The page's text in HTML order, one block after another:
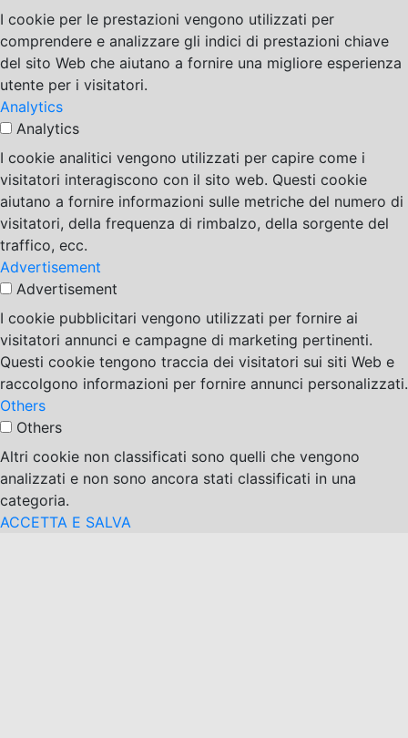
I cookie per le prestazioni vengono utilizzati per
comprendere e analizzare gli indici di prestazioni chiave
del sito Web che aiutano a fornire una migliore esperienza
utente per i visitatori.
Analytics
Analytics
I cookie analitici vengono utilizzati per capire come i
visitatori interagiscono con il sito web. Questi cookie
aiutano a fornire informazioni sulle metriche del numero di
visitatori, della frequenza di rimbalzo, della sorgente del
traffico, ecc.
Advertisement
Advertisement
I cookie pubblicitari vengono utilizzati per fornire ai
visitatori annunci e campagne di marketing pertinenti.
Questi cookie tengono traccia dei visitatori sui siti Web e
raccolgono informazioni per fornire annunci personalizzati.
Others
Others
Altri cookie non classificati sono quelli che vengono
analizzati e non sono ancora stati classificati in una
categoria.
ACCETTA E SALVA